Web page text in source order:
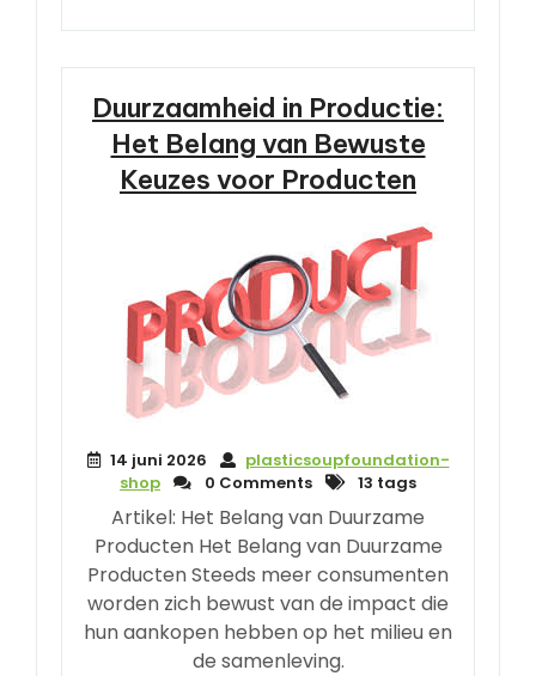
Duurzaamheid in Productie:
Het Belang van Bewuste
Keuzes voor Producten
14 juni 2026
plasticsoupfoundation-
shop
0 Comments 13 tags
Artikel: Het Belang van Duurzame
Producten Het Belang van Duurzame
Producten Steeds meer consumenten
worden zich bewust van de impact die
hun aankopen hebben op het milieu en
de samenleving.